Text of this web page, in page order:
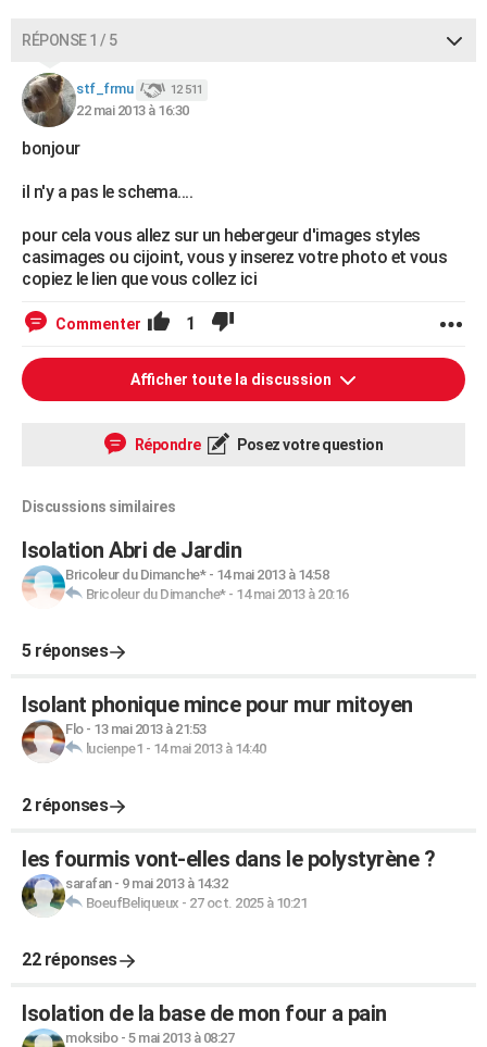
RÉPONSE 1 / 5
stf_frmu 12 511
22 mai 2013 à 16:30
bonjour
il n'y a pas le schema....
pour cela vous allez sur un hebergeur d'images styles
casimages ou cijoint, vous y inserez votre photo et vous
copiez le lien que vous collez ici
Commenter 1
Afficher toute la discussion
Répondre Posez votre question
Discussions similaires
Isolation Abri de Jardin
Bricoleur du Dimanche*- 14 mai 2013 à 14:58
Bricoleur du Dimanche*- 14 mai 2013 à 20:16
5 réponses
Isolant phonique mince pour mur mitoyen
Flo- 13 mai 2013 à 21:53
lucienpe1 - 14 mai 2013 à 14:40
2 réponses
les fourmis vont-elles dans le polystyrène ?
sarafan- 9 mai 2013 à 14:32
BoeufBeliqueux - 27 oct. 2025 à 10:21
22 réponses
Isolation de la base de mon four a pain
moksibo- 5 mai 2013 à 08:27